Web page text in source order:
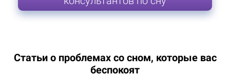
Статьи о проблемах со сном, которые вас
беспокоят